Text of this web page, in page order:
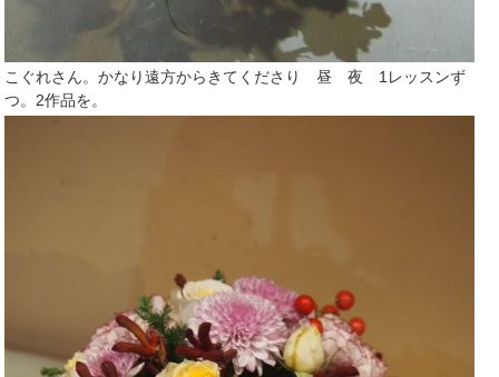
こぐれさん。かなり遠方からきてくださり 昼 夜 1レッスンず
つ。2作品を。